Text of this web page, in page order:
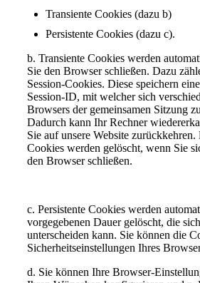
Transiente Cookies (dazu b)
Persistente Cookies (dazu c).
b. Transiente Cookies werden
Sie den Browser schließen. Dazu
Session-Cookies. Diese speichern
Session-ID, mit welcher sich
Browsers der gemeinsamen Sitzung
Dadurch kann Ihr Rechner
Sie auf unsere Website zurückkehren.
Cookies werden gelöscht, wenn Sie
den Browser schließen.
c. Persistente Cookies werden
vorgegebenen Dauer gelöscht, die
unterscheiden kann. Sie können die
Sicherheitseinstellungen Ihres
d. Sie können Ihre Browser-